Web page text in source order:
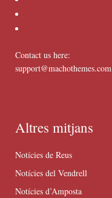
Contact us here:
support@machothemes.com
Altres mitjans
Notícies de Reus
Notícies del Vendrell
Notícies d’Amposta